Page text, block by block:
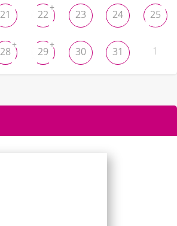
21 22
+
23 24 25
28
+
29
+
30 31 1